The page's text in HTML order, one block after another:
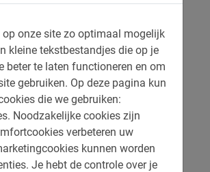
op onze site zo optimaal mogelijk
kleine tekstbestandjes die op je
beter te laten functioneren en om
gebruiken. Op deze pagina kun
die we gebruiken:
Noodzakelijke cookies zijn
verbeteren uw
kunnen worden
Je hebt de controle over je